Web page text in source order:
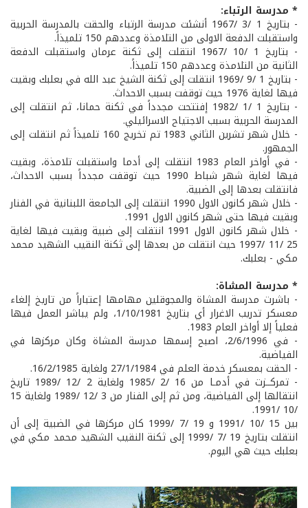
* مدرسة الرتباء:
- بتاريخ 1 /3 /1967 أنشئت مدرسة الرتباء والحقت بالمدرسة الحربية
واستقبلت الدفعة الاولى من التلامذة وعددهم 150 تلميذاً.
- بتاريخ 1 /10 /1967 انتقلت إلى ثكنة عرمان واستقبلت الدفعة
الثانية من التلامذة وعددهم 150 تلميذاً.
- بتاريخ 1 /9 /1969 انتقلت إلى ثكنة الشيخ عبد الله في بعلبك وبقيت
فيها لغاية 1976 حيث توقفت بسبب الاحداث.
- بتاريخ 1 /1 /1982 إفتتحت مجدداً في ثكنة حمانا، ثم انتقلت إلى
المدرسة الحربية بسبب الاجتياح الاسرائيلي.
- خلال شهر تشرين الثاني 1983 تم تخريج 160 تلميذاً ثم انتقلت إلى
الجمهور.
- في أواخر العام 1983 انتقلت إلى أدما واستقبلت تلامذة، وبقيت
فيها لغاية شهر شباط 1990 حيث توقفت مجدداً بسبب الاحداث،
فانتقلت بعدها إلى الضبية.
- خلال شهر كانون الاول 1990 انتقلت إلى الجامعة اللبنانية في الفنار
وبقيت فيها حتى شهر كانون الاول 1991.
- خلال شهر كانون الاول 1991 انتقلت إلى ضبية وبقيت فيها لغاية
25 /11 /1997 حيث انتقلت من بعدها إلى ثكنة النقيب الشهيد محمد
مكي - بعلبك.
* مدرسة المشاة:
- باشرت مدرسة المشاة والمجوقلين مهامها إعتباراً من تاريخ إلغاء
معسكر تدريب الاغرار أي بتاريخ 1/10/1981، ولم يباشر العمل فيها
فعلياً إلا أواخر العام 1983.
- في 2/6/1996، اصبح إسمها مدرسة المشاة وكان مركزها في
الفياضية.
- الحقت بمعسكر خدمة العلم في 27/1/1984 ولغاية 16/2/1985.
- تمركــزت في أدمـا من 16 /2 /1985 ولغاية 2 /12 /1989 تاريخ
انتقالها إلى الفياضية، ومن ثم إلى الفنار من 3 /12 /1989 ولغاية 15
/10 /1991.
بين 15 /10 /1991 و 19 /7 /1999 كان مركزها في الضبية إلى أن
انتقلت بتاريخ 19 /7 /1999 إلى ثكنة النقيب الشهيد محمد مكي في
بعلبك حيث هي اليوم.